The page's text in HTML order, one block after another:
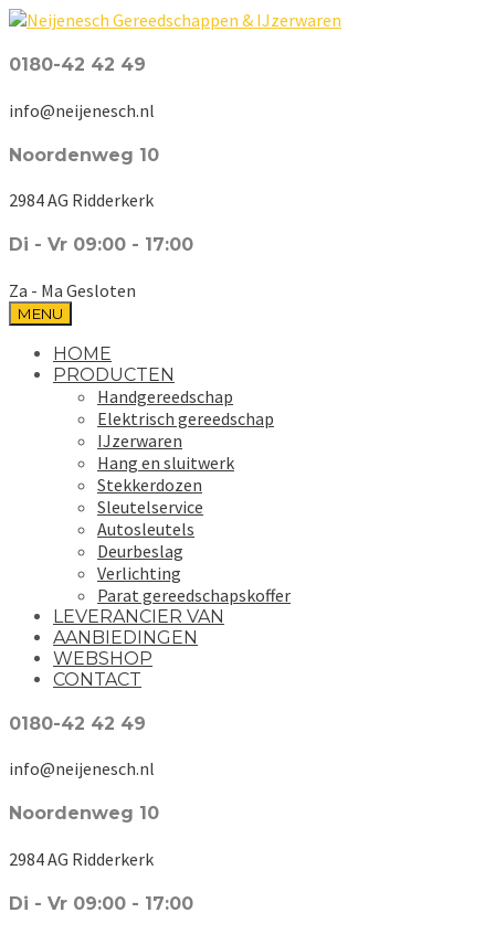
0180-42 42 49
info@neijenesch.nl
Noordenweg 10
2984 AG Ridderkerk
Di - Vr 09:00 - 17:00
Za - Ma Gesloten
MENU
HOME
PRODUCTEN
Handgereedschap
Elektrisch gereedschap
IJzerwaren
Hang en sluitwerk
Stekkerdozen
Sleutelservice
Autosleutels
Deurbeslag
Verlichting
Parat gereedschapskoffer
LEVERANCIER VAN
AANBIEDINGEN
WEBSHOP
CONTACT
0180-42 42 49
info@neijenesch.nl
Noordenweg 10
2984 AG Ridderkerk
Di - Vr 09:00 - 17:00